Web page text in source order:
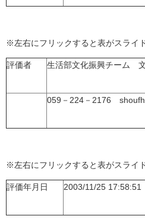
※左右にフリックすると表がスライ
評価者 生活部文化振興チーム
059－224－2176
※左右にフリックすると表がスライ
評価年月日 2003/11/25 17:58:51